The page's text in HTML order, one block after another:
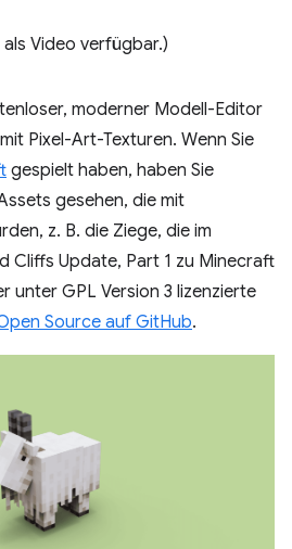
Video verfügbar.)
moderner Modell-Editor
Pixel-Art-Texturen. Wenn Sie
gespielt haben, haben Sie
gesehen, die mit
z. B. die Ziege, die im
Cliffs Update, Part 1 zu Minecraft
unter GPL Version 3 lizenzierte
Source auf GitHub.